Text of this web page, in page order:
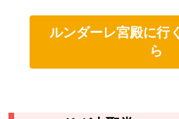
ルンダーレ宮殿に行
ら